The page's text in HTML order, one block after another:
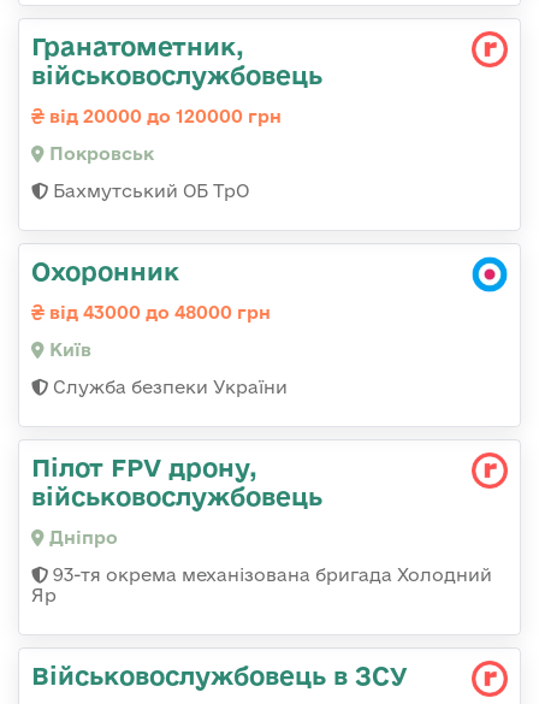
Гранатометник,
військовослужбовець
від 20000 до 120000 грн
Покровськ
Бахмутський ОБ ТрО
Охоронник
від 43000 до 48000 грн
Київ
Служба безпеки України
Пілот FPV дрону,
військовослужбовець
Дніпро
93-тя окрема механізована бригада Холодний
Яр
Військовослужбовець в ЗСУ